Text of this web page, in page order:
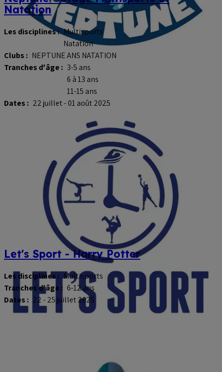
Natation
Les disciplines : Multisports
Natation
Clubs : NEPTUNE ANS NATATION
Tranches d'âge : 3-5 ans
6 à 13 ans
11-15 ans
Dates : 22 juillet - 01 août 2025
Let's Sport - Harry Potter
Les disciplines : Multisports
Tranches d'âge : 6-12 ans
Dates : 22 - 25 juillet 2025